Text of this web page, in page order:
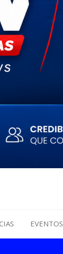
EVENTOS